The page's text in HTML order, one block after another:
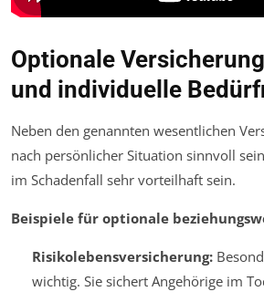
Optionale
und individuelle
Neben den genannten wesentlichen
nach persönlicher Situation sinnvoll
im Schadenfall sehr vorteilhaft sein.
Beispiele für optionale
Risikolebensversicherung:
wichtig. Sie sichert Angehörige im